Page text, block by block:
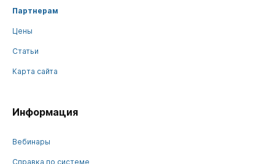
Партнерам
Цены
Статьи
Карта сайта
Информация
Вебинары
Справка по системе